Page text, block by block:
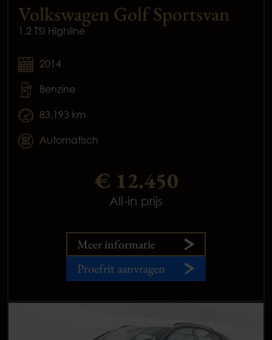
Volkswagen Golf Sportsvan
1.2 TSI Highline
2014
Benzine
83.193 km
Automatisch
€ 12.450
All-in prijs
Meer informatie
Proefrit aanvragen